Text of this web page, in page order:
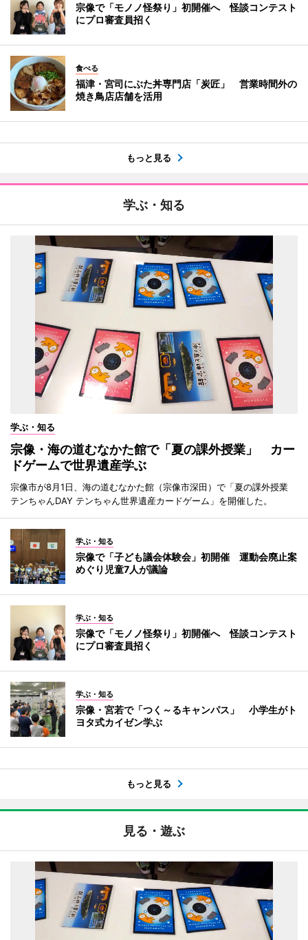
宗像で「モノノ怪祭り」初開催へ 怪談コンテスト
にプロ審査員招く
食べる
福津・宮司にぶた丼専門店「炭匠」 営業時間外の
焼き鳥店店舗を活用
もっと見る
学ぶ・知る
学ぶ・知る
宗像・海の道むなかた館で「夏の課外授業」 カー
ドゲームで世界遺産学ぶ
宗像市が8月1日、海の道むなかた館（宗像市深田）で「夏の課外授業
テンちゃんDAY テンちゃん世界遺産カードゲーム」を開催した。
学ぶ・知る
宗像で「子ども議会体験会」初開催 運動会廃止案
めぐり児童7人が議論
学ぶ・知る
宗像で「モノノ怪祭り」初開催へ 怪談コンテスト
にプロ審査員招く
学ぶ・知る
宗像・宮若で「つく～るキャンパス」 小学生がト
ヨタ式カイゼン学ぶ
もっと見る
見る・遊ぶ